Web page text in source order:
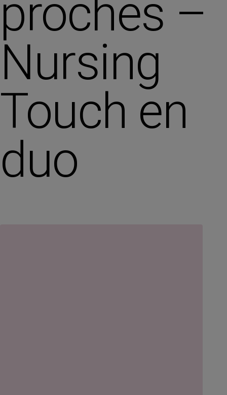
proches –
Nursing
Touch en
duo